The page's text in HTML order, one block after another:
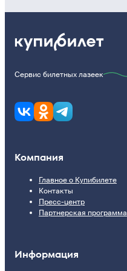
Сервис билетных лазеек
Компания
Главное о Купибилете
Контакты
Пресс-центр
Партнерская программа
Информация